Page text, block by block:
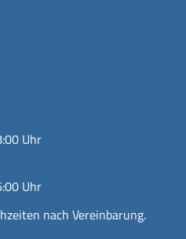
Uhr
Uhr
nach Vereinbarung.